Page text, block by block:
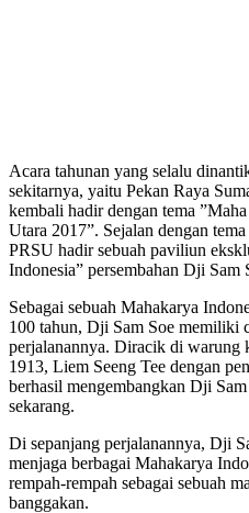
Acara tahunan yang selalu
sekitarnya, yaitu Pekan Raya
kembali hadir dengan tema
Utara 2017”. Sejalan dengan
PRSU hadir sebuah paviliun
Indonesia” persembahan Dji Sam
Sebagai sebuah Mahakarya
100 tahun, Dji Sam Soe memiliki
perjalanannya. Diracik di warung
1913, Liem Seeng Tee dengan
berhasil mengembangkan Dji
sekarang.
Di sepanjang perjalanannya, Dji
menjaga berbagai Mahakarya
rempah-rempah sebagai sebuah
banggakan.